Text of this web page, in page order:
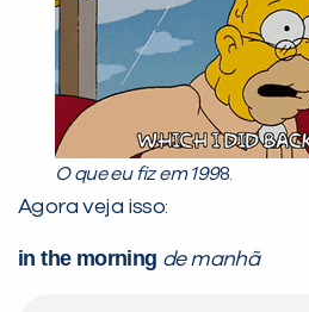
O que eu fiz em 1998.
Agora veja isso:
in the morning de manhã